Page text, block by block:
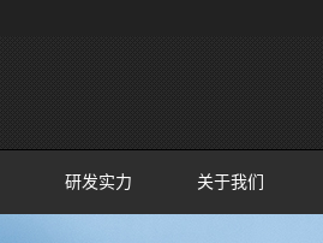
研发实力 关于我们